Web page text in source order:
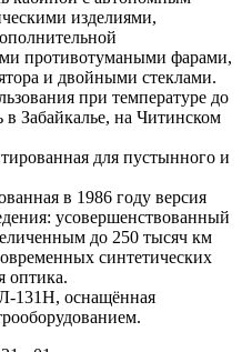
изделиями,
противотумаными фарами,
и двойными стеклами.
при температуре до
в Забайкалье, на Читинском
для пустынного и
в 1986 году версия
усовершенствованный
до 250 тысяч км
синтетических
оптика.
131Н, оснащённая